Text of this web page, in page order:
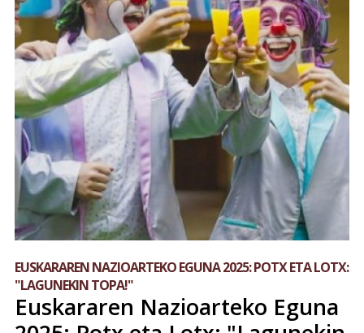
EUSKARAREN NAZIOARTEKO EGUNA 2025: POTX ETA LOTX:
"LAGUNEKIN TOPA!"
Euskararen Nazioarteko Eguna